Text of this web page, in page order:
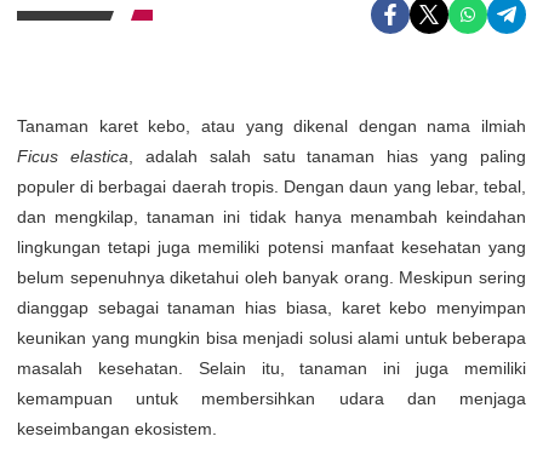
Tanaman karet kebo, atau yang dikenal dengan nama ilmiah
Ficus elastica , adalah salah satu tanaman hias yang paling
populer di berbagai daerah tropis. Dengan daun yang lebar, tebal,
dan mengkilap, tanaman ini tidak hanya menambah keindahan
lingkungan tetapi juga memiliki potensi manfaat kesehatan yang
belum sepenuhnya diketahui oleh banyak orang. Meskipun sering
dianggap sebagai tanaman hias biasa, karet kebo menyimpan
keunikan yang mungkin bisa menjadi solusi alami untuk beberapa
masalah kesehatan. Selain itu, tanaman ini juga memiliki
kemampuan untuk membersihkan udara dan menjaga
keseimbangan ekosistem.